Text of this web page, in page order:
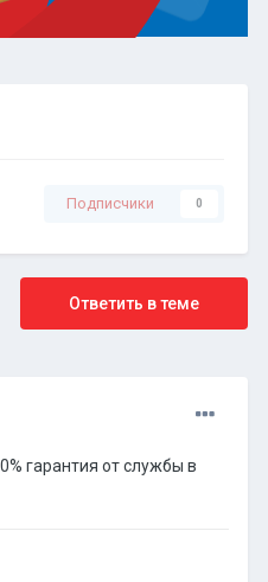
Подписчики 0
Ответить в теме
гарантия от службы в